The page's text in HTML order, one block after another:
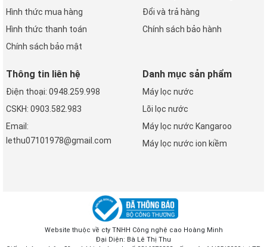
Hình thức mua hàng
Hình thức thanh toán
Chính sách bảo mật
Đổi và trả hàng
Chính sách bảo hành
Thông tin liên hệ
Điện thoại: 0948.259.998
CSKH: 0903.582.983
Email:
lethu07101978@gmail.com
Danh mục sản phẩm
Máy lọc nước
Lõi lọc nước
Máy lọc nước Kangaroo
Máy lọc nước ion kiềm
Website thuộc về cty TNHH Công nghệ cao Hoàng Minh
Đại Diện: Bà Lê Thị Thu